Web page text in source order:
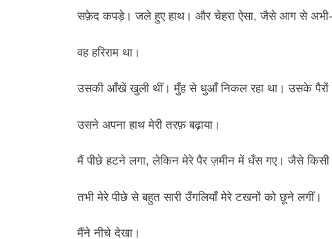
सफ़ेद कपड़े। जले हुए हाथ। और चेहरा ऐसा, जैसे आग से अभी-
वह हरिराम था।
उसकी आँखें खुली थीं। मुँह से धुआँ निकल रहा था। उसके पैरों
उसने अपना हाथ मेरी तरफ़ बढ़ाया।
मैं पीछे हटने लगा, लेकिन मेरे पैर ज़मीन में धँस गए। जैसे किसी
तभी मेरे पीछे से बहुत सारी उँगलियाँ मेरे टखनों को छूने लगीं।
मैंने नीचे देखा।